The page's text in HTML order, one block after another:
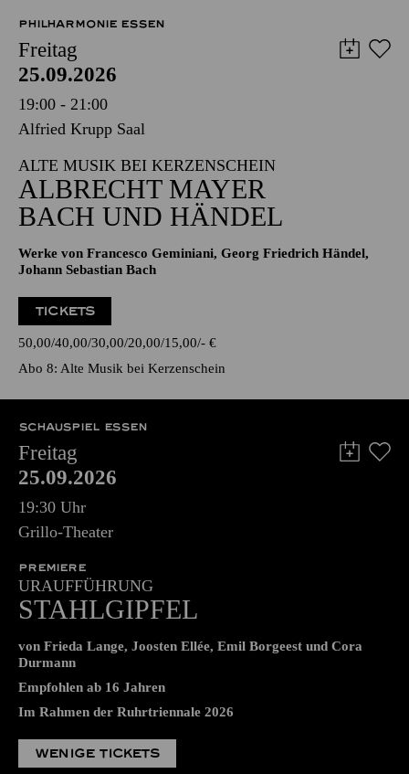
PHILHARMONIE ESSEN
Freitag
25.09.2026
19:00 - 21:00
Alfried Krupp Saal
ALTE MUSIK BEI KERZENSCHEIN
ALBRECHT MAYER
BACH UND HÄNDEL
Werke von Francesco Geminiani, Georg Friedrich Händel,
Johann Sebastian Bach
TICKETS
50,00 40,00 30,00 20,00 15,00 - €
Abo 8: Alte Musik bei Kerzenschein
SCHAUSPIEL ESSEN
Freitag
25.09.2026
19:30 Uhr
Grillo-Theater
PREMIERE
URAUFFÜHRUNG
STAHLGIPFEL
von Frieda Lange, Joosten Ellée, Emil Borgeest und Cora
Durmann
Empfohlen ab 16 Jahren
Im Rahmen der Ruhrtriennale 2026
WENIGE TICKETS